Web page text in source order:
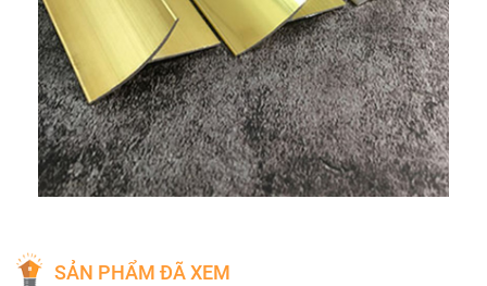
SẢN PHẨM ĐÃ XEM